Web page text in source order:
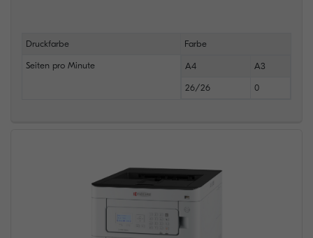
Druckfarbe Farbe
Seiten pro Minute A4 A3
26/26 0